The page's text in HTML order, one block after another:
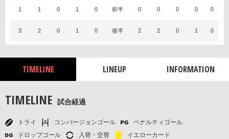
1 1 0 1 0 前半 0 0 0 0 0
3 2 0 1 0 後半 2 2 0 1 0
TIMELINE LINEUP INFORMATION
TIMELINE 試合経過
トライ コンバージョンゴール
ペナルティゴール
ドロップゴール
入替・交替
イエローカード